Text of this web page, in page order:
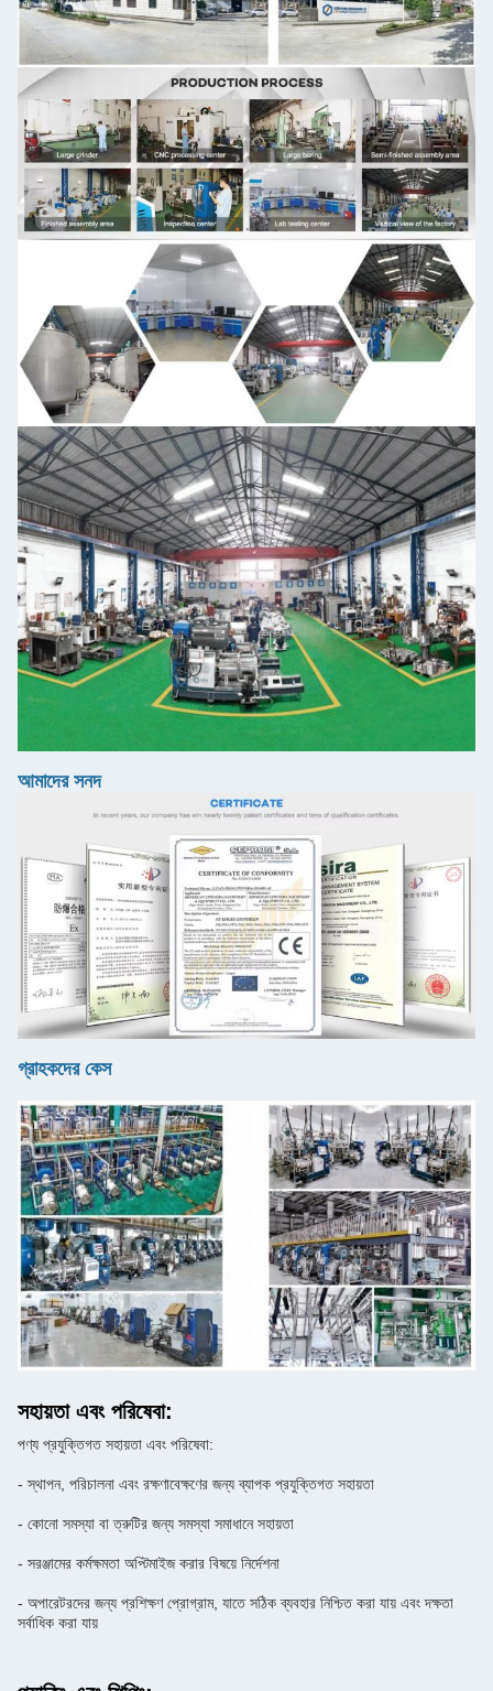
আমাদের সনদ
গ্রাহকদের কেস
সহায়তা এবং পরিষেবা:
পণ্য প্রযুক্তিগত সহায়তা এবং পরিষেবা:
- স্থাপন, পরিচালনা এবং রক্ষণাবেক্ষণের জন্য ব্যাপক প্রযুক্তিগত সহায়তা
- কোনো সমস্যা বা ত্রুটির জন্য সমস্যা সমাধানে সহায়তা
- সরঞ্জামের কর্মক্ষমতা অপ্টিমাইজ করার বিষয়ে নির্দেশনা
- অপারেটরদের জন্য প্রশিক্ষণ প্রোগ্রাম, যাতে সঠিক ব্যবহার নিশ্চিত করা যায় এবং দক্ষতা
সর্বাধিক করা যায়